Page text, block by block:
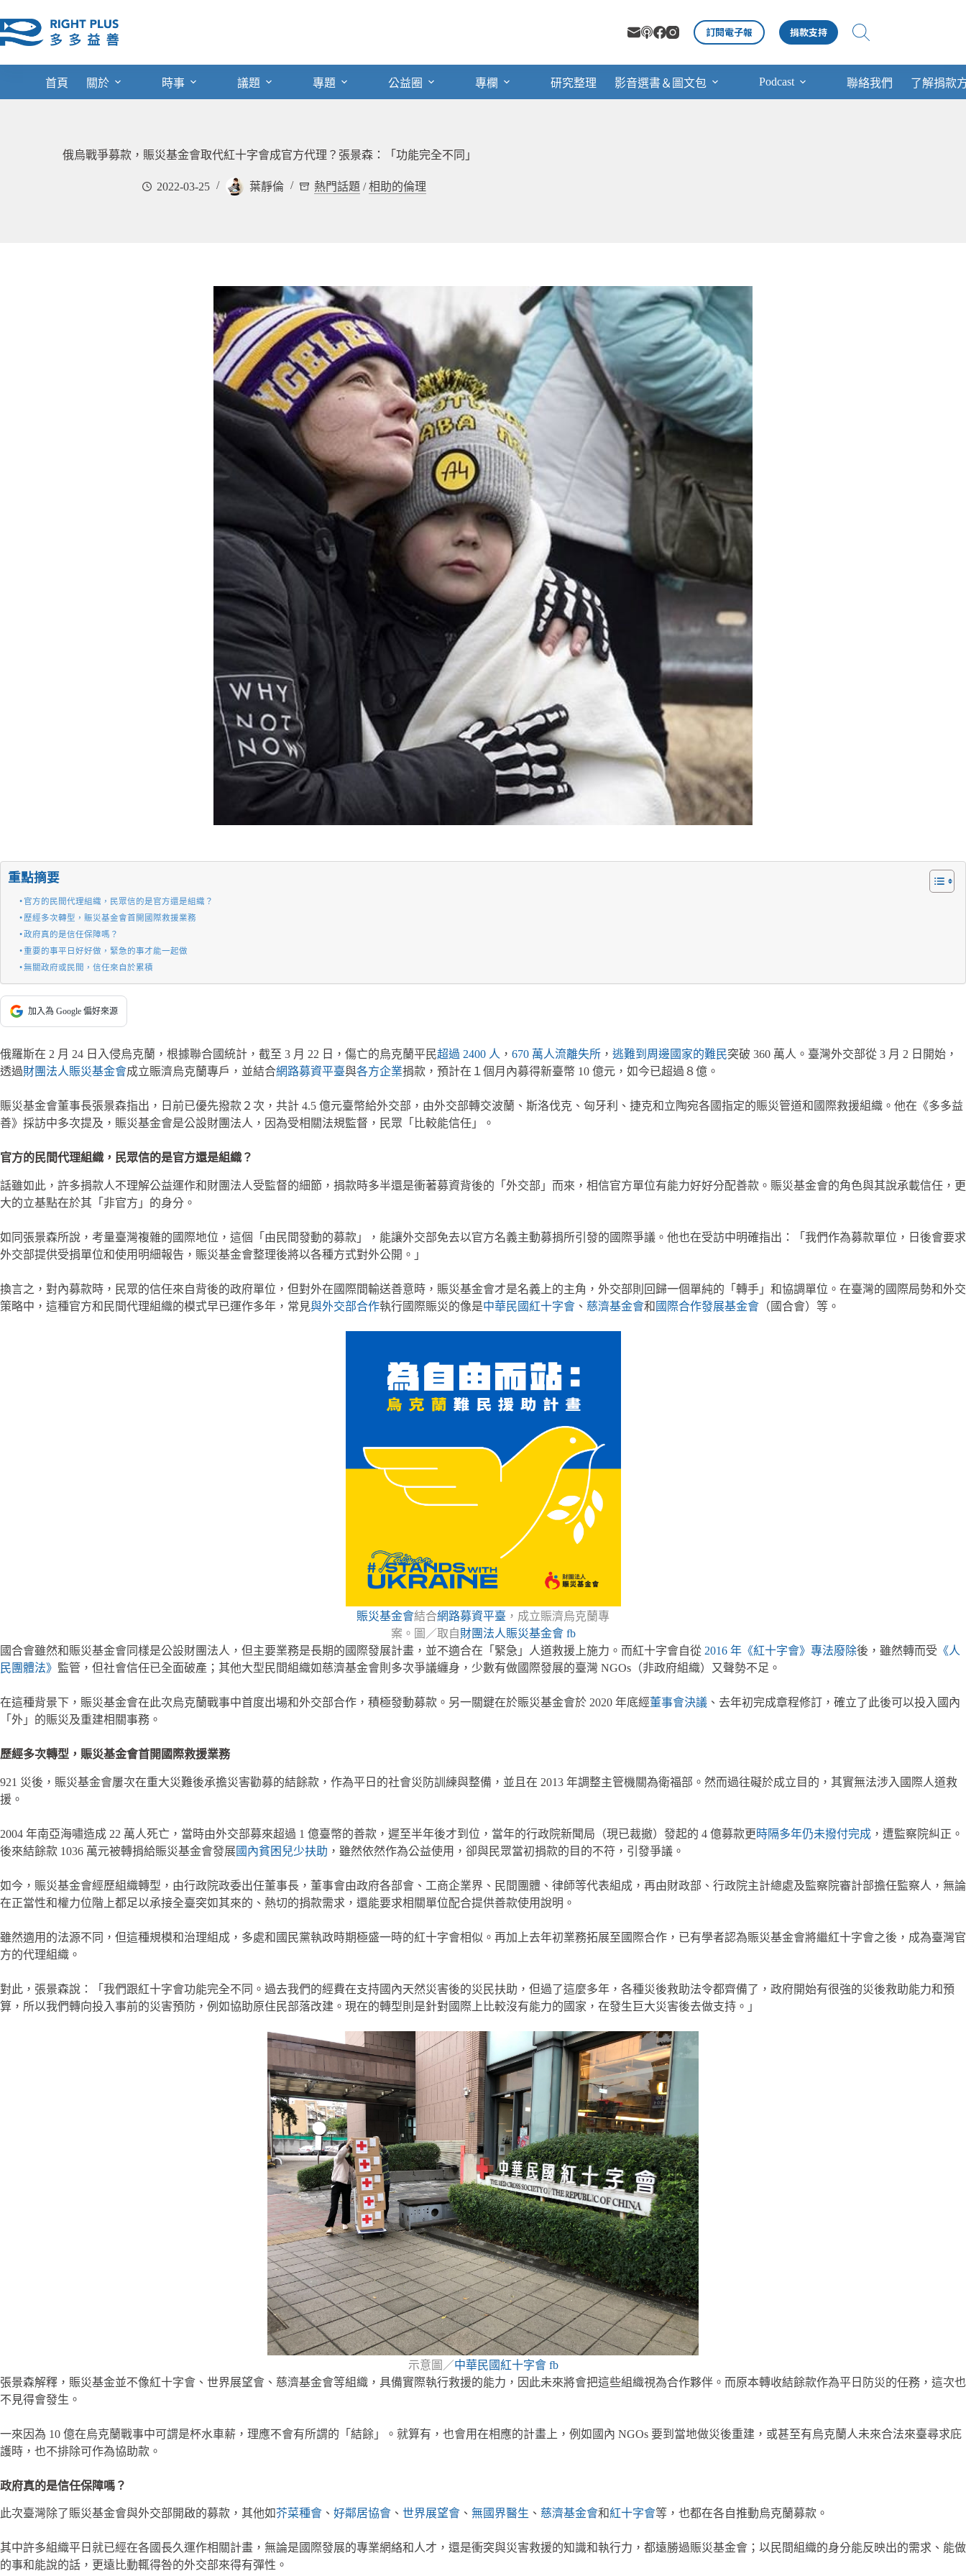
至
主
訂閱電子報 捐款支持
首頁 關於 時事 議題 專題 公益圈 專欄 研究整理 影音選書＆圖文包 Podcast 聯絡我們 了解捐款
俄烏戰爭募款，賑災基金會取代紅十字會成官方代理？張景森：「功能完全不同」
2022-03-25 葉靜倫 熱門話題 /相助的倫理
重點摘要
官方的民間代理組織，民眾信的是官方還是組織？
歷經多次轉型，賑災基金會首開國際救援業務
政府真的是信任保障嗎？
重要的事平日好好做，緊急的事才能一起做
無關政府或民間，信任來自於累積
加入為 Google 偏好來源
俄羅斯在 2 月 24 日入侵烏克蘭，根據聯合國統計，截至 3 月 22 日，傷亡的烏克蘭平民超過 2400 人 ， 670 萬人流離失所 ， 逃難到周邊國家的難民突破 360 萬人。臺灣外交部從 3 月 2 日開始，
透過財團法人賑災基金會成立賑濟烏克蘭專戶，並結合網路募資平臺與各方企業捐款，預計在１個月內募得新臺幣 10 億元，如今已超過８億。
賑災基金會董事長張景森指出，日前已優先撥款２次，共計 4.5 億元臺幣給外交部，由外交部轉交波蘭、斯洛伐克、匈牙利、捷克和立陶宛各國指定的賑災管道和國際救援組織。他在《多多益
善》採訪中多次提及，賑災基金會是公設財團法人，因為受相關法規監督，民眾「比較能信任」。
官方的民間代理組織，民眾信的是官方還是組織？
話雖如此，許多捐款人不理解公益運作和財團法人受監督的細節，捐款時多半還是衝著募資背後的「外交部」而來，相信官方單位有能力好好分配善款。賑災基金會的角色與其說承載信任，更
大的立基點在於其「非官方」的身分。
如同張景森所說，考量臺灣複雜的國際地位，這個「由民間發動的募款」，能讓外交部免去以官方名義主動募捐所引發的國際爭議。他也在受訪中明確指出：「我們作為募款單位，日後會要求
外交部提供受捐單位和使用明細報告，賑災基金會整理後將以各種方式對外公開。」
換言之，對內募款時，民眾的信任來自背後的政府單位，但對外在國際間輸送善意時，賑災基金會才是名義上的主角，外交部則回歸一個單純的「轉手」和協調單位。在臺灣的國際局勢和外交
策略中，這種官方和民間代理組織的模式早已運作多年，常見與外交部合作執行國際賑災的像是中華民國紅十字會 、 慈濟基金會和 國際合作發展基金會 （國合會）等。
賑災基金會結合網路募資平臺 ，成立賑濟烏克蘭專
案。圖／取自財團法人賑災基金會 fb
國合會雖然和賑災基金會同樣是公設財團法人，但主要業務是長期的國際發展計畫，並不適合在「緊急」人道救援上施力。而紅十字會自從 2016 年《紅十字會》專法廢除後，雖然轉而受 《人
民團體法》 監管，但社會信任已全面破產；其他大型民間組織如慈濟基金會則多次爭議纏身，少數有做國際發展的臺灣 NGOs（非政府組織）又聲勢不足。
在這種背景下，賑災基金會在此次烏克蘭戰事中首度出場和外交部合作，積極發動募款。另一關鍵在於賑災基金會於 2020 年底經董事會決議 、去年初完成章程修訂，確立了此後可以投入國內
「外」的賑災及重建相關事務。
歷經多次轉型，賑災基金會首開國際救援業務
921 災後，賑災基金會屢次在重大災難後承擔災害勸募的結餘款，作為平日的社會災防訓練與整備，並且在 2013 年調整主管機關為衛福部。然而過往礙於成立目的，其實無法涉入國際人道救
援。
2004 年南亞海嘯造成 22 萬人死亡，當時由外交部募來超過 1 億臺幣的善款，遲至半年後才到位，當年的行政院新聞局（現已裁撤）發起的 4 億募款更 時隔多年仍未撥付完成 ，遭監察院糾正。
後來結餘款 1036 萬元被轉捐給賑災基金會發展國內貧困兒少扶助 ，雖然依然作為公益使用，卻與民眾當初捐款的目的不符，引發爭議。
如今，賑災基金會經歷組織轉型，由行政院政委出任董事長，董事會由政府各部會、工商企業界、民間團體、律師等代表組成，再由財政部、行政院主計總處及監察院審計部擔任監察人，無論
在正當性和權力位階上都足以承接全臺突如其來的、熱切的捐款需求，還能要求相關單位配合提供善款使用說明。
雖然適用的法源不同，但這種規模和治理組成，多處和國民黨執政時期極盛一時的紅十字會相似。再加上去年初業務拓展至國際合作，已有學者認為賑災基金會將繼紅十字會之後，成為臺灣官
方的代理組織。
對此，張景森說：「我們跟紅十字會功能完全不同。過去我們的經費在支持國內天然災害後的災民扶助，但過了這麼多年，各種災後救助法令都齊備了，政府開始有很強的災後救助能力和預
算，所以我們轉向投入事前的災害預防，例如協助原住民部落改建。現在的轉型則是針對國際上比較沒有能力的國家，在發生巨大災害後去做支持。」
示意圖／中華民國紅十字會 fb
張景森解釋，賑災基金並不像紅十字會、世界展望會、慈濟基金會等組織，具備實際執行救援的能力，因此未來將會把這些組織視為合作夥伴。而原本轉收結餘款作為平日防災的任務，這次也
不見得會發生。
一來因為 10 億在烏克蘭戰事中可謂是杯水車薪，理應不會有所謂的「結餘」。就算有，也會用在相應的計畫上，例如國內 NGOs 要到當地做災後重建，或甚至有烏克蘭人未來合法來臺尋求庇
護時，也不排除可作為協助款。
政府真的是信任保障嗎？
此次臺灣除了賑災基金會與外交部開啟的募款，其他如芥菜種會 、 好鄰居協會 、 世界展望會 、 無國界醫生 、 慈濟基金會和紅十字會等，也都在各自推動烏克蘭募款。
其中許多組織平日就已經在各國長久運作相關計畫，無論是國際發展的專業網絡和人才，還是衝突與災害救援的知識和執行力，都遠勝過賑災基金會；以民間組織的身分能反映出的需求、能做
的事和能說的話，更遠比動輒得咎的外交部來得有彈性。